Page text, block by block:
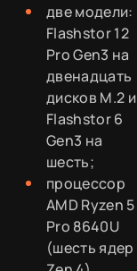
две модели:
Flashstor 12
Pro Gen3 на
двенадцать
дисков M.2 и
Flashstor 6
Gen3 на
шесть;
процессор
AMD Ryzen 5
Pro 8640U
(шесть ядер